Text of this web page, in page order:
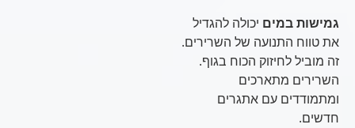
גמישות במיםיכולה להגדיל
את טווח התנועה של השרירים.
זה מוביל לחיזוק הכוח בגוף.
השרירים מתארכים
ומתמודדים עם אתגרים
חדשים.